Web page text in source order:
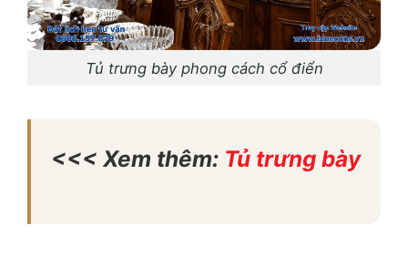
Tủ trưng bày phong cách cổ điển
<<< Xem thêm: Tủ trưng bày